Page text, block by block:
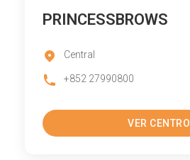
PRINCESSBROWS
Central
+852 27990800
VER CENTRO